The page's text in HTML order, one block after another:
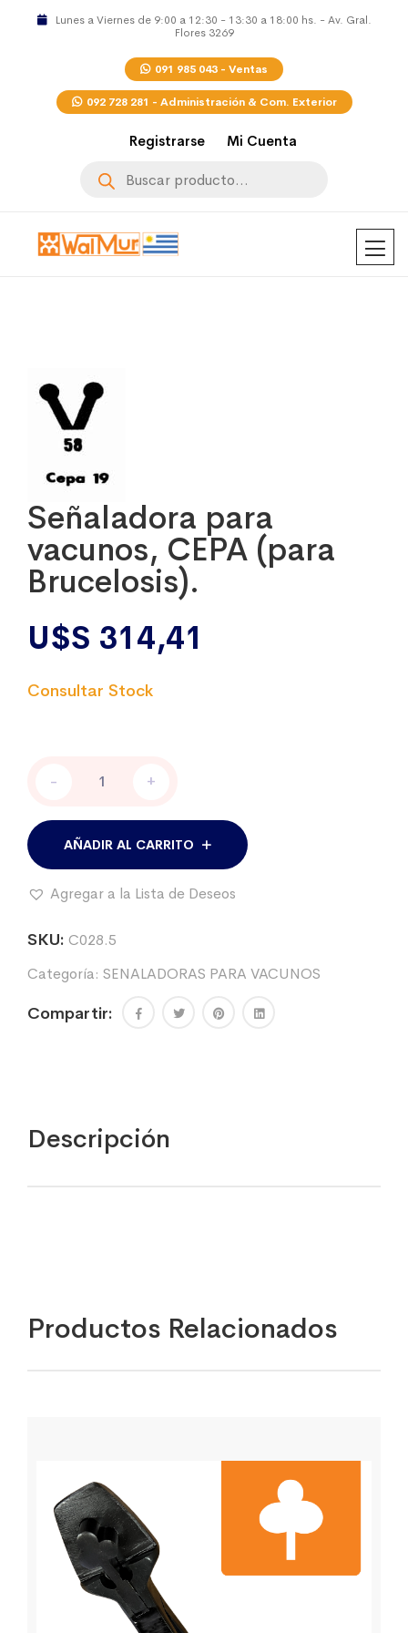
Lunes a Viernes de 9:00 a 12:30 - 13:30 a 18:00 hs. - Av. Gral.
Flores 3269
091 985 043 - Ventas
092 728 281 - Administración & Com. Exterior
Registrarse Mi Cuenta
Señaladora para
vacunos, CEPA (para
Brucelosis).
U$S 314,41
CEPA
(para
Brucelosis).
- +
AÑADIR AL CARRITO
Agregar a la Lista de Deseos
SKU: C028.5
Categoría: SENALADORAS PARA VACUNOS
Compartir:
Descripción
Productos Relacionados